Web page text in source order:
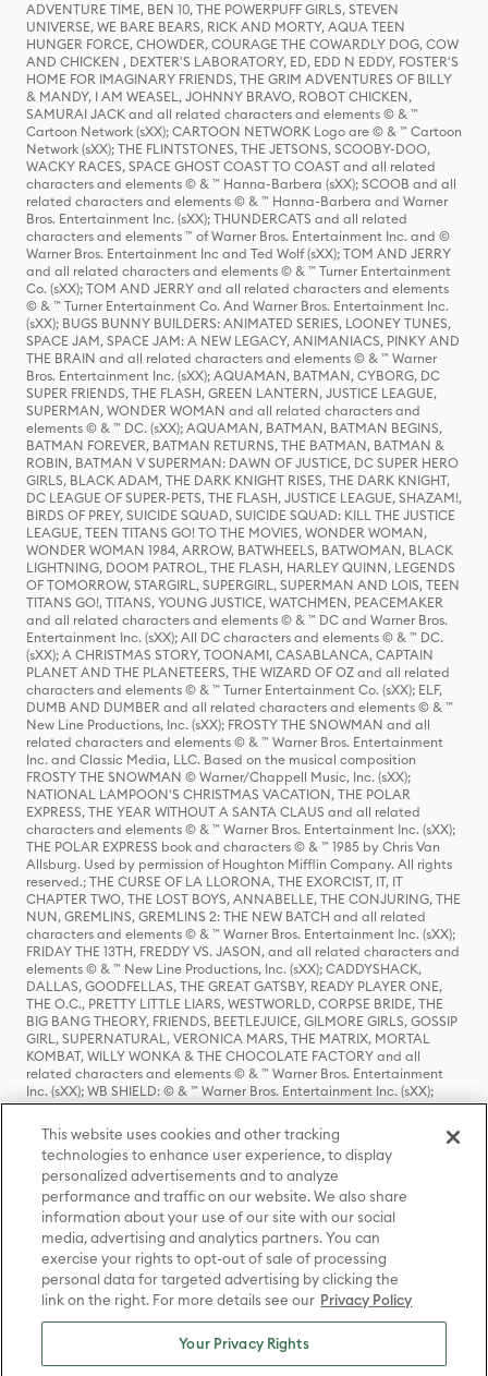
ADVENTURE TIME, BEN 10, THE POWERPUFF GIRLS, STEVEN
UNIVERSE, WE BARE BEARS, RICK AND MORTY, AQUA TEEN
HUNGER FORCE, CHOWDER, COURAGE THE COWARDLY DOG, COW
AND CHICKEN , DEXTER'S LABORATORY, ED, EDD N EDDY, FOSTER'S
HOME FOR IMAGINARY FRIENDS, THE GRIM ADVENTURES OF BILLY
& MANDY, I AM WEASEL, JOHNNY BRAVO, ROBOT CHICKEN,
SAMURAI JACK and all related characters and elements © & ™
Cartoon Network (sXX); CARTOON NETWORK Logo are © & ™ Cartoon
Network (sXX); THE FLINTSTONES, THE JETSONS, SCOOBY-DOO,
WACKY RACES, SPACE GHOST COAST TO COAST and all related
characters and elements © & ™ Hanna-Barbera (sXX); SCOOB and all
related characters and elements © & ™ Hanna-Barbera and Warner
Bros. Entertainment Inc. (sXX); THUNDERCATS and all related
characters and elements ™ of Warner Bros. Entertainment Inc. and ©
Warner Bros. Entertainment Inc and Ted Wolf (sXX); TOM AND JERRY
and all related characters and elements © & ™ Turner Entertainment
Co. (sXX); TOM AND JERRY and all related characters and elements
© & ™ Turner Entertainment Co. And Warner Bros. Entertainment Inc.
(sXX); BUGS BUNNY BUILDERS: ANIMATED SERIES, LOONEY TUNES,
SPACE JAM, SPACE JAM: A NEW LEGACY, ANIMANIACS, PINKY AND
THE BRAIN and all related characters and elements © & ™ Warner
Bros. Entertainment Inc. (sXX); AQUAMAN, BATMAN, CYBORG, DC
SUPER FRIENDS, THE FLASH, GREEN LANTERN, JUSTICE LEAGUE,
SUPERMAN, WONDER WOMAN and all related characters and
elements © & ™ DC. (sXX); AQUAMAN, BATMAN, BATMAN BEGINS,
BATMAN FOREVER, BATMAN RETURNS, THE BATMAN, BATMAN &
ROBIN, BATMAN V SUPERMAN: DAWN OF JUSTICE, DC SUPER HERO
GIRLS, BLACK ADAM, THE DARK KNIGHT RISES, THE DARK KNIGHT,
DC LEAGUE OF SUPER-PETS, THE FLASH, JUSTICE LEAGUE, SHAZAM!,
BIRDS OF PREY, SUICIDE SQUAD, SUICIDE SQUAD: KILL THE JUSTICE
LEAGUE, TEEN TITANS GO! TO THE MOVIES, WONDER WOMAN,
WONDER WOMAN 1984, ARROW, BATWHEELS, BATWOMAN, BLACK
LIGHTNING, DOOM PATROL, THE FLASH, HARLEY QUINN, LEGENDS
OF TOMORROW, STARGIRL, SUPERGIRL, SUPERMAN AND LOIS, TEEN
TITANS GO!, TITANS, YOUNG JUSTICE, WATCHMEN, PEACEMAKER
and all related characters and elements © & ™ DC and Warner Bros.
Entertainment Inc. (sXX); All DC characters and elements © & ™ DC.
(sXX); A CHRISTMAS STORY, TOONAMI, CASABLANCA, CAPTAIN
PLANET AND THE PLANETEERS, THE WIZARD OF OZ and all related
characters and elements © & ™ Turner Entertainment Co. (sXX); ELF,
DUMB AND DUMBER and all related characters and elements © & ™
New Line Productions, Inc. (sXX); FROSTY THE SNOWMAN and all
related characters and elements © & ™ Warner Bros. Entertainment
Inc. and Classic Media, LLC. Based on the musical composition
FROSTY THE SNOWMAN © Warner/Chappell Music, Inc. (sXX);
NATIONAL LAMPOON'S CHRISTMAS VACATION, THE POLAR
EXPRESS, THE YEAR WITHOUT A SANTA CLAUS and all related
characters and elements © & ™ Warner Bros. Entertainment Inc. (sXX);
THE POLAR EXPRESS book and characters © & ™ 1985 by Chris Van
Allsburg. Used by permission of Houghton Mifflin Company. All rights
reserved.; THE CURSE OF LA LLORONA, THE EXORCIST, IT, IT
CHAPTER TWO, THE LOST BOYS, ANNABELLE, THE CONJURING, THE
NUN, GREMLINS, GREMLINS 2: THE NEW BATCH and all related
characters and elements © & ™ Warner Bros. Entertainment Inc. (sXX);
FRIDAY THE 13TH, FREDDY VS. JASON, and all related characters and
elements © & ™ New Line Productions, Inc. (sXX); CADDYSHACK,
DALLAS, GOODFELLAS, THE GREAT GATSBY, READY PLAYER ONE,
THE O.C., PRETTY LITTLE LIARS, WESTWORLD, CORPSE BRIDE, THE
BIG BANG THEORY, FRIENDS, BEETLEJUICE, GILMORE GIRLS, GOSSIP
GIRL, SUPERNATURAL, VERONICA MARS, THE MATRIX, MORTAL
KOMBAT, WILLY WONKA & THE CHOCOLATE FACTORY and all
related characters and elements © & ™ Warner Bros. Entertainment
Inc. (sXX); WB SHIELD: © & ™ Warner Bros. Entertainment Inc. (sXX);
HOUSE OF THE DRAGON, GAME OF THRONES, and all related
characters and elements © & ™ Home Box Office, Inc. (sXX); CHILLING
ADVENTURES OF SABRINA, RIVERDALE © & ™ Warner Bros.
Entertainment Inc. Archie Comics and all related characters and
elements © & ™ Archie Comic Publications, Inc. Used with permission.
(sXX); SEINFELD and all related characters and elements © & ™ Castle
Rock Entertainment. (sXX); TED LASSO © & ™ Warner Bros.
Entertainment Inc. & Universal Television LLC (sXX); THE HOBBIT: AN
UNEXPECTED JOURNEY, THE HOBBIT: THE DESOLATION OF SMAUG,
THE HOBBIT: THE BATTLE OF THE FIVE ARMIES, THE LORD OF THE
RINGS: THE FELLOWSHIP OF THE RING, THE LORD OF THE RINGS: THE
TWO TOWERS, THE LORD OF THE RINGS: THE RETURN OF THE KING
and the names of the characters, items, events and places therein are
TM of The Saul Zaentz Company d/b/a Middle-earth Enterprises
under license to New Line Productions, Inc. (sXX), © Warner Bros.
Entertainment Inc. All rights reserved; WHERE THE WILD THINGS ARE
This website uses cookies and other tracking
technologies to enhance user experience, to display
personalized advertisements and to analyze
performance and traffic on our website. We also share
information about your use of our site with our social
media, advertising and analytics partners. You can
exercise your rights to opt-out of sale of processing
personal data for targeted advertising by clicking the
link on the right. For more details see our Privacy Policy
Your Privacy Rights